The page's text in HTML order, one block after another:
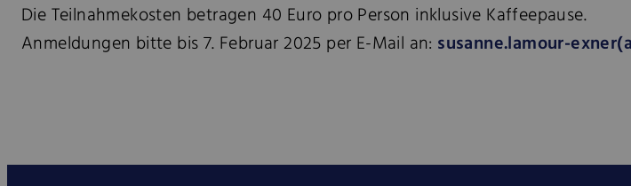
Die Teilnahmekosten betragen 40 Euro pro Person inklusive Kaffeepause.
Anmeldungen bitte bis 7. Februar 2025 per E-Mail an: susanne.lamour-